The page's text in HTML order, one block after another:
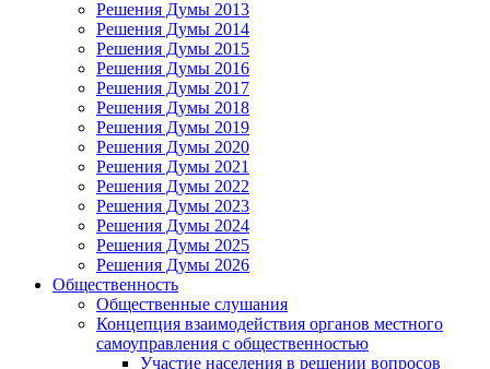
Решения Думы 2013
Решения Думы 2014
Решения Думы 2015
Решения Думы 2016
Решения Думы 2017
Решения Думы 2018
Решения Думы 2019
Решения Думы 2020
Решения Думы 2021
Решения Думы 2022
Решения Думы 2023
Решения Думы 2024
Решения Думы 2025
Решения Думы 2026
Общественность
Общественные слушания
Концепция взаимодействия органов местного
самоуправления с общественностью
Участие населения в решении вопросов